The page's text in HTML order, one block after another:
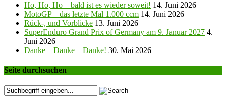
Ho, Ho, Ho – bald ist es wieder soweit! 14. Juni 2026
MotoGP – das letzte Mal 1.000 ccm 14. Juni 2026
Rück-, und Vorblicke 13. Juni 2026
SuperEnduro Grand Prix of Germany am 9. Januar 2027 4.
Juni 2026
Danke – Danke – Danke! 30. Mai 2026
Seite durchsuchen